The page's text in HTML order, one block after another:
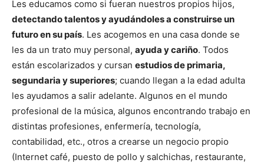
Les educamos como si fueran nuestros propios hijos,
detectando talentos y ayudándoles a construirse un
futuro en su país. Les acogemos en una casa donde se
les da un trato muy personal, ayuda y cariño. Todos
están escolarizados y cursan estudios de primaria,
segundaria y superiores; cuando llegan a la edad adulta
les ayudamos a salir adelante. Algunos en el mundo
profesional de la música, algunos encontrando trabajo en
distintas profesiones, enfermería, tecnología,
contabilidad, etc., otros a crearse un negocio propio
(Internet café, puesto de pollo y salchichas, restaurante,